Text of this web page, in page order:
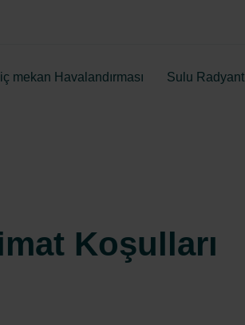
mekan Havalandırması Sulu
Koşulları